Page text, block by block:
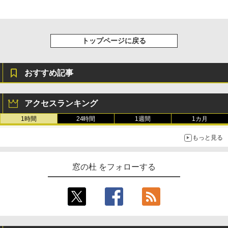
トップページに戻る
おすすめ記事
アクセスランキング
1時間 24時間 1週間 1カ月
もっと見る
窓の杜 をフォローする